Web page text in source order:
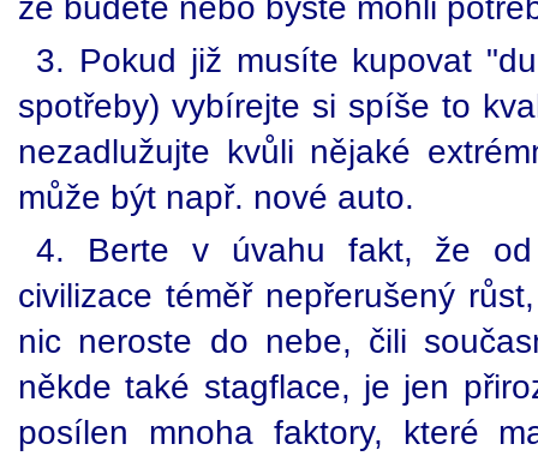
3. Pokud již musíte kupovat
spotřeby) vybírejte si spíše to
nezadlužujte kvůli nějaké
může být např. nové auto.
4. Berte v úvahu fakt, že od
civilizace téměř nepřerušený
nic neroste do nebe, čili
někde také stagflace, je jen
posílen mnoha faktory, které